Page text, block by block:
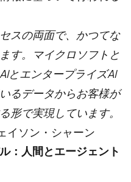
スの両面で、かつてな
す。マイクロソフトと
とエンタープライズAI
るデータからお客様が
形で実現しています。
イソン・シャーン
：人間とエージェント